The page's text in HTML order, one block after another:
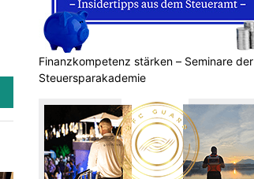
Finanzkompetenz stärken – Seminare der
Steuersparakademie